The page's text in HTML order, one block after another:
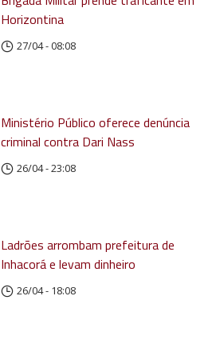
Horizontina
27/04 - 08:08
Ministério Público oferece denúncia
criminal contra Dari Nass
26/04 - 23:08
Ladrões arrombam prefeitura de
Inhacorá e levam dinheiro
26/04 - 18:08